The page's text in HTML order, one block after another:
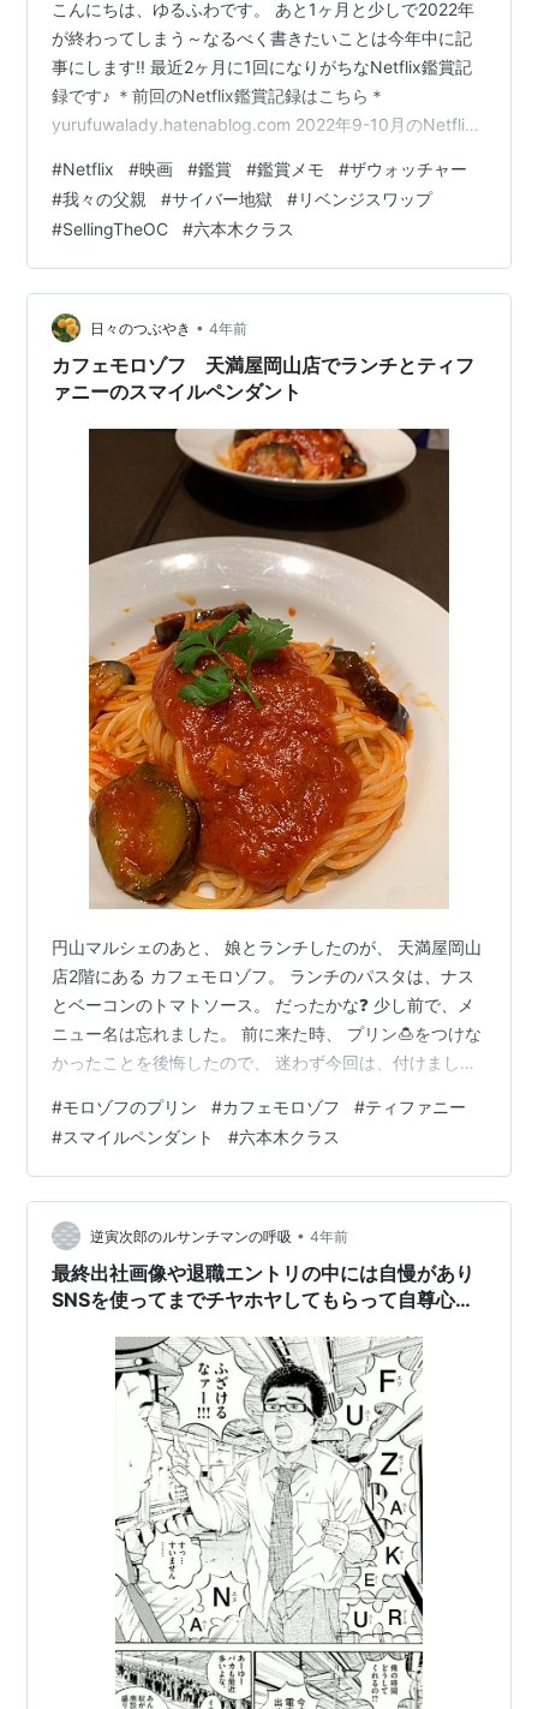
こんにちは、ゆるふわです。 あと1ヶ月と少しで2022年
が終わってしまう～なるべく書きたいことは今年中に記
事にします!! 最近2ヶ月に1回になりがちなNetflix鑑賞記
録です♪ ＊前回のNetflix鑑賞記録はこちら＊
yurufuwalady.hatenablog.com 2022年9-10月のNetflix
クラス Selling OC リベンジスワップ サイバー地獄: n番
部屋 ネット犯罪を暴く 我々の父親 ザウォッチャー 2022
年9-10月のNetflix鑑賞記録 竜とそばかすの姫 竜とそば
かすの姫 DVDスタンダード・エディショ…
#Netflix #映画 #鑑賞 #鑑賞メモ #ザウォッチャー
#我々の父親 #サイバー地獄 #リベンジスワップ
#SellingTheOC #六本木クラス
日々のつぶやき • 4年前
カフェモロゾフ 天満屋岡山店でランチとティフ
ァニーのスマイルペンダント
円山マルシェのあと、 娘とランチしたのが、 天満屋岡山
店2階にある カフェモロゾフ。 ランチのパスタは、ナス
とベーコンのトマトソース。 だったかな❓ 少し前で、メ
ニュー名は忘れました。 前に来た時、 プリン🍮をつけな
かったことを後悔したので、 迷わず今回は、付けまし
山プレミアム食事券が使えました。 やはりモロゾフのプ
リン🍮は美味しい❣️ 小さめだけど、食後すぐなので、 こ
れくらいでもOKです。 このまま、ここで、プリンがテイ
クアウトできたら、買いたいくらいでした。 きっと地下
の食料品売り場には、 あるのかな〜。 地下まで見て回る
には、…
#モロゾフのプリン #カフェモロゾフ #ティファニー
#スマイルペンダント #六本木クラス
逆寅次郎のルサンチマンの呼吸 • 4年前
最終出社画像や退職エントリの中には自慢があり
SNSを使ってまでチヤホヤしてもらって自尊心や
見え隠れする